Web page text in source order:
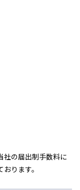
社の届出制手数料に
ります。